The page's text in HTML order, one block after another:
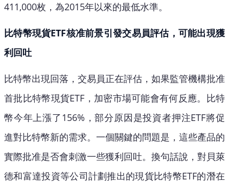
411,000枚，為2015年以來的最低水準。
比特幣現貨ETF核准前景引發交易員評估，可能出現獲
利回吐
比特幣出現回落，交易員正在評估，如果監管機構批准
首批比特幣現貨ETF，加密市場可能會有何反應。比特
幣今年上漲了156%，部分原因是投資者押注ETF將促
進對比特幣新的需求。一個關鍵的問題是，這些產品的
實際批准是否會刺激一些獲利回吐。換句話說，對貝萊
德和富達投資等公司計劃推出的現貨比特幣ETF的潛在